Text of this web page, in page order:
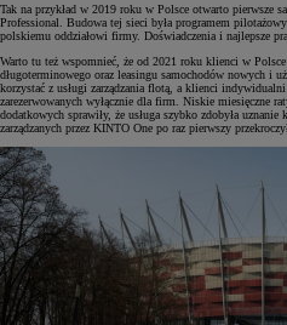
Tak na przykład w 2019 roku w Polsce otwarto pierwsze
Professional. Budowa tej sieci była programem
polskiemu oddziałowi firmy. Doświadczenia i najlepsze
Warto tu też wspomnieć, że od 2021 roku klienci w
długoterminowego oraz leasingu samochodów nowych i
korzystać z usługi zarządzania flotą, a klienci
zarezerwowanych wyłącznie dla firm. Niskie miesięczne
dodatkowych sprawiły, że usługa szybko zdobyła
zarządzanych przez KINTO One po raz pierwszy